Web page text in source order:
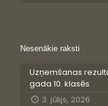
Nesenākie raksti
Uzņemšanas
gada 10. klasēs
3. jūlijs, 2026